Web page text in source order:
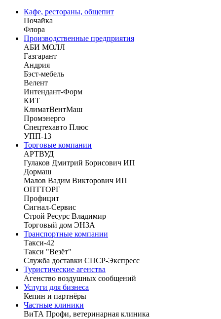
Кафе, рестораны, общепит
Почайка
Флора
Производственные предприятия
АБИ МОЛЛ
Газгарант
Андрия
Бэст-мебель
Велент
Интендант-Форм
КИТ
КлиматВентМаш
Промэнерго
Спецтехавто Плюс
УПП-13
Торговые компании
АРТВУД
Гулаков Дмитрий Борисович ИП
Дормаш
Малов Вадим Викторович ИП
ОПТТОРГ
Профицит
Сигнал-Сервис
Строй Ресурс Владимир
Торговый дом ЭНЗА
Транспортные компании
Такси-42
Такси "Везёт"
Служба доставки СПСР-Экспресс
Туристические агенства
Агенство воздушных сообщений
Услуги для бизнеса
Кепин и партнёры
Частные клиники
ВиТА Профи, ветеринарная клиника